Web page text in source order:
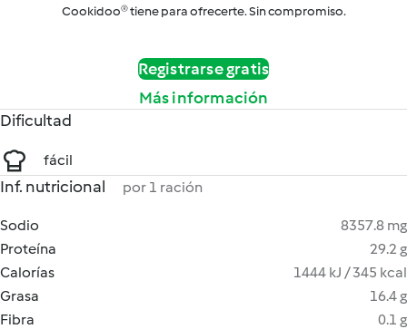
Cookidoo® tiene para ofrecerte. Sin compromiso.
Registrarse gratis
Más información
Dificultad
fácil
Inf. nutricional por 1 ración
Sodio
8357.8 mg
Proteína
29.2 g
Calorías
1444 kJ / 345 kcal
Grasa
16.4 g
Fibra
0.1 g